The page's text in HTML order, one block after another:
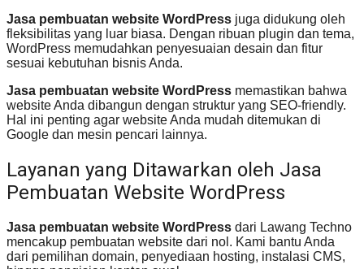
Jasa pembuatan website WordPress juga didukung oleh
fleksibilitas yang luar biasa. Dengan ribuan plugin dan tema,
WordPress memudahkan penyesuaian desain dan fitur
sesuai kebutuhan bisnis Anda.
Jasa pembuatan website WordPress memastikan bahwa
website Anda dibangun dengan struktur yang SEO-friendly.
Hal ini penting agar website Anda mudah ditemukan di
Google dan mesin pencari lainnya.
Layanan yang Ditawarkan oleh Jasa
Pembuatan Website WordPress
Jasa pembuatan website WordPress dari Lawang Techno
mencakup pembuatan website dari nol. Kami bantu Anda
dari pemilihan domain, penyediaan hosting, instalasi CMS,